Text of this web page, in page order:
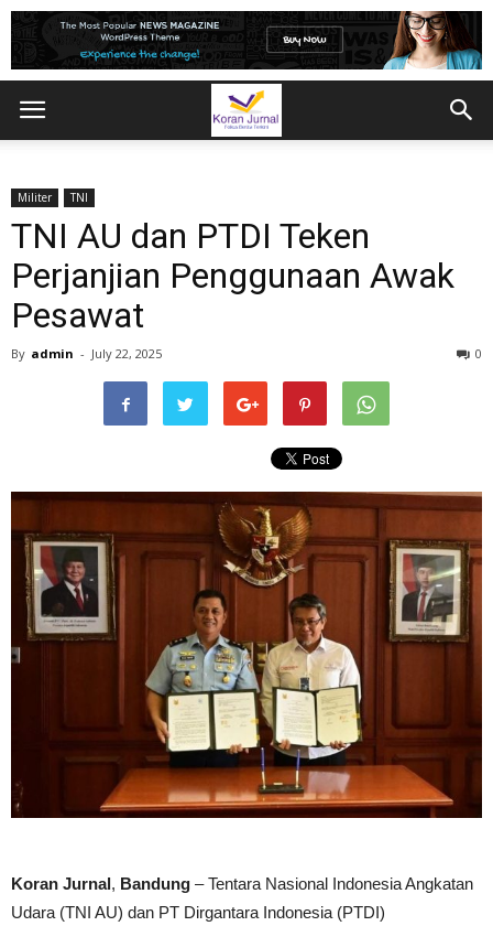
Militer TNI
TNI AU dan PTDI Teken
Perjanjian Penggunaan Awak
Pesawat
By admin - July 22, 2025 0
Koran Jurnal, Bandung – Tentara Nasional Indonesia Angkatan
Udara (TNI AU) dan PT Dirgantara Indonesia (PTDI)